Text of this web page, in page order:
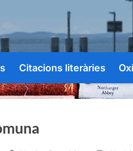
Citacions literàries